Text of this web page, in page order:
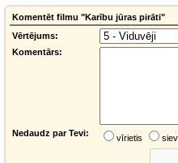
Komentēt filmu "Karību jūras pirāti"
Vērtējums:
Komentārs:
Nedaudz par Tevi: vīrietis